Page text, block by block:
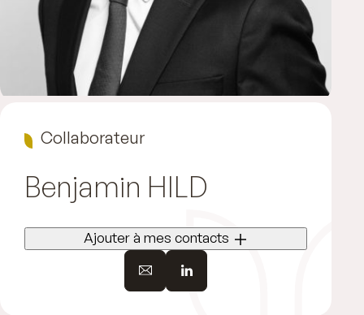
Collaborateur
Benjamin HILD
Ajouter à mes contacts